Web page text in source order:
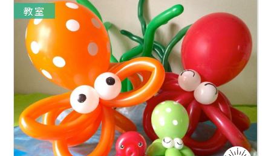
教室